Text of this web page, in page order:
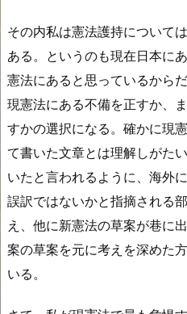
その内私は憲法護持について
ある。というのも現在日本に
憲法にあると思っているから
現憲法にある不備を正すか、
すかの選択になる。確かに現
て書いた文章とは理解しがた
いたと言われるように、海外
誤訳ではないかと指摘される
え、他に新憲法の草案が巷に
案の草案を元に考えを深めた
いる。